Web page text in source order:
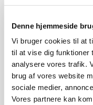
Denne hjemmeside
Vi bruger cookies til at
til at vise dig funktioner
analysere vores trafik.
brug af vores website
sociale medier,
Vores partnere kan